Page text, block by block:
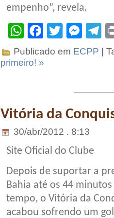
empenho”, revela.
WhatsApp
Facebook
Twitter
Publicado em ECPP |
primeiro! »
Vitória da
30/abr/2012 . 8:13
Site Oficial do Clube
Depois de suportar a
Bahia até os 44
tempo, o Vitória da
acabou sofrendo um